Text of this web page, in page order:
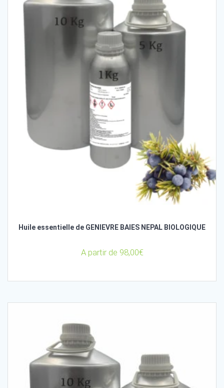
Huile essentielle de GENIEVRE BAIES NEPAL BIOLOGIQUE
A partir de 98,00€